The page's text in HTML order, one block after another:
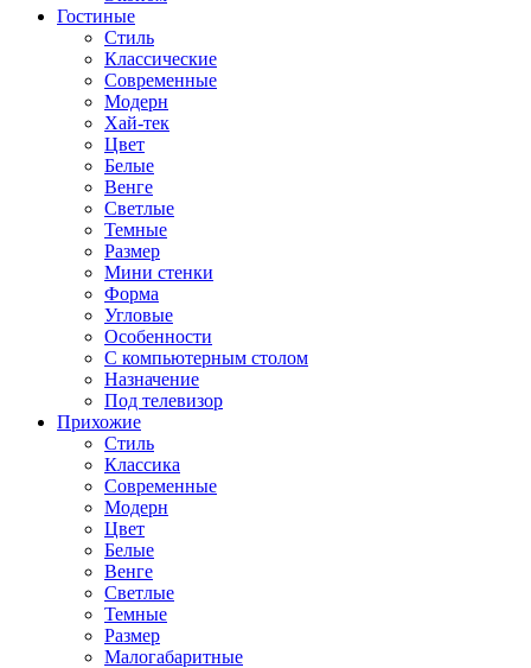
Гостиные
Стиль
Классические
Современные
Модерн
Хай-тек
Цвет
Белые
Венге
Светлые
Темные
Размер
Мини стенки
Форма
Угловые
Особенности
С компьютерным столом
Назначение
Под телевизор
Прихожие
Стиль
Классика
Современные
Модерн
Цвет
Белые
Венге
Светлые
Темные
Размер
Малогабаритные